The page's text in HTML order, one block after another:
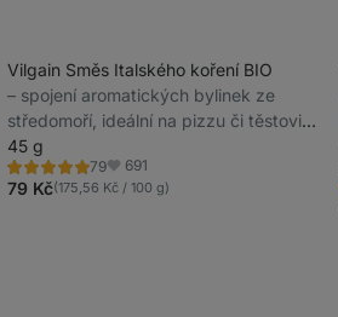
Vilgain Směs Italského koření BIO
⁠–⁠ spojení aromatických bylinek ze
středomoří, ideální na pizzu či těstoviny,
bez konzervantů
45 g
79
Hodnocení
4.9/5,
79
Oblíbené
691
79 Kč(175,56 Kč / 100 g)